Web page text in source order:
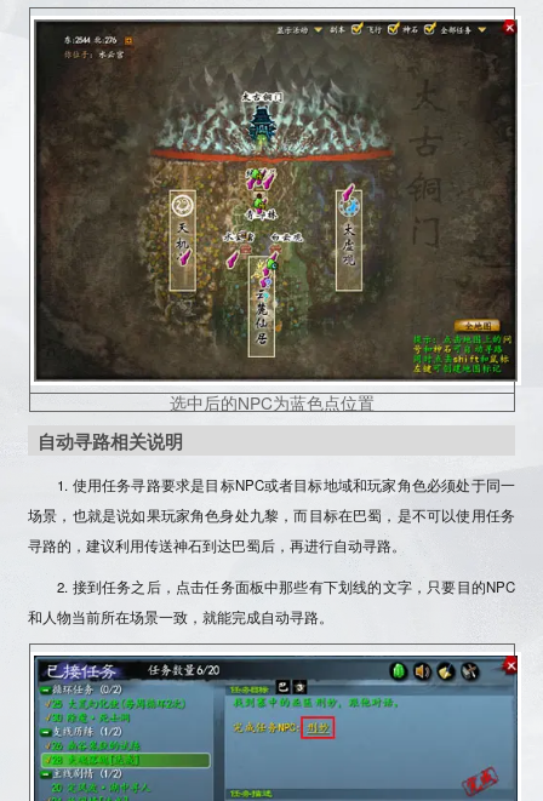
选中后的NPC为蓝色点位置
自动寻路相关说明
1. 使用任务寻路要求是目标NPC或者目标地域和玩家角色必须处于同一
场景 ，也就是说如果玩家角色身处九黎，而目标在巴蜀，是不可以使用任务
寻路的，建议利用传送神石到达巴蜀后，再进行自动寻路。
2. 接到任务之后，点击任务面板中那些有下划线的文字，只要目的NPC
和人物当前所在场景一致，就能完成自动寻路。